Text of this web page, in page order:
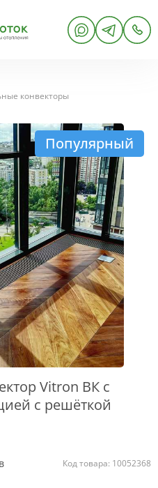
конвекторы
Популярный
Vitron ВК с
с решёткой
Код товара: 10052368